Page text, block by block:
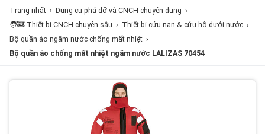
Trang nhất › Dụng cụ phá dỡ và CNCH chuyên dụng ›
🧑‍🚒 Thiết bị CNCH chuyên sâu › Thiết bị cứu nạn & cứu hộ dưới nước ›
Bộ quần áo ngâm nước chống mất nhiệt ›
Bộ quần áo chống mất nhiệt ngâm nước LALIZAS 70454